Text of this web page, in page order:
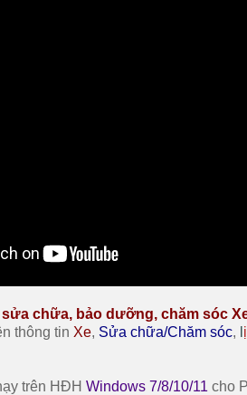
sửa chữa, bảo dưỡng, chăm sóc
thông tin Xe, Sửa chữa/Chăm sóc,
trên HĐH Windows 7/8/10/11 cho